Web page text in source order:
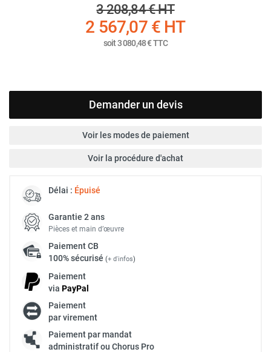
3 208,84 €HT
2 567,07 € HT
soit3 080,48 €TTC
Demander un devis
Voir les modes de paiement
Voir la procédure d'achat
Délai : Épuisé
Garantie 2 ans
Pièces et main d’œuvre
PaiementCB
100% sécurisé (+ d'infos)
Paiement
via PayPal
Paiement
par virement
Paiement par mandat
administratif ou Chorus Pro